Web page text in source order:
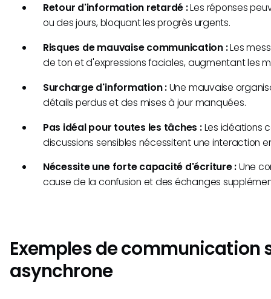
Retour d'information retardé :Les réponses
ou des jours, bloquant les progrès urgents.
Risques de mauvaise communication :Les
de ton et d'expressions faciales, augmentant les
Surcharge d'information :Une mauvaise
détails perdus et des mises à jour manquées.
Pas idéal pour toutes les tâches :Les idéations
discussions sensibles nécessitent une interaction
Nécessite une forte capacité d'écriture :Une
cause de la confusion et des échanges
Exemples de communication
asynchrone